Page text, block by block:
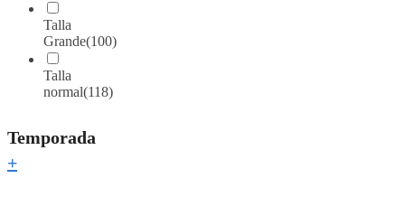
Talla
Grande(100)
Talla
normal(118)
Temporada
+